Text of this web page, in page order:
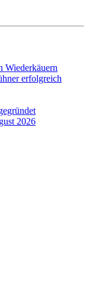
Wiederkäuern
erfolgreich
2026